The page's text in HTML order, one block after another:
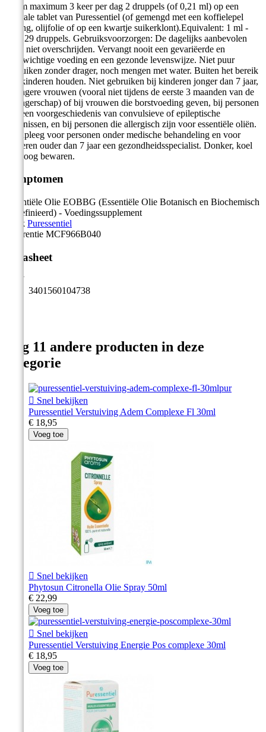
Neem maximum 3 keer per dag 2 druppels (of 0,21 ml) op een
neutrale tablet van Puressentiel (of gemengd met een koffielepel
honing, olijfolie of op een kwartje suikerklont).Equivalent: 1 ml -
&gt- 29 druppels. Gebruiksvoorzorgen: De dagelijks aanbevolen
dosis niet overschrijden. Vervangt nooit een gevariëerde en
evenwichtige voeding en een gezonde levenswijze. Niet puur
gebruiken zonder drager, noch mengen met water. Buiten het bereik
van kinderen houden. Niet gebruiken bij kinderen jonger dan 7 jaar,
zwangere vrouwen (vooral niet tijdens de eerste 3 maanden van de
zwangerschap) of bij vrouwen die borstvoeding geven, bij personen
met een voorgeschiedenis van convulsieve of epileptische
stoornissen, en bij personen die allergisch zijn voor essentiële oliën.
Raadpleeg voor personen onder medische behandeling en voor
kinderen ouder dan 7 jaar een gezondheidsspecialist. Donker, koel
en droog bewaren.
Symptomen
Essentiële Olie EOBBG (Essentiële Olie Botanisch en Biochemisch
Gedefinieerd) - Voedingssupplement
Merk Puressentiel
Referentie MCF966B040
Datasheet
EAN
3401560104738
Nog 11 andere producten in deze
categorie
 Snel bekijken
Puressentiel Verstuiving Adem Complexe Fl 30ml
€ 18,95
Voeg toe
 Snel bekijken
Phytosun Citronella Olie Spray 50ml
€ 22,99
Voeg toe
 Snel bekijken
Puressentiel Verstuiving Energie Pos complexe 30ml
€ 18,95
Voeg toe